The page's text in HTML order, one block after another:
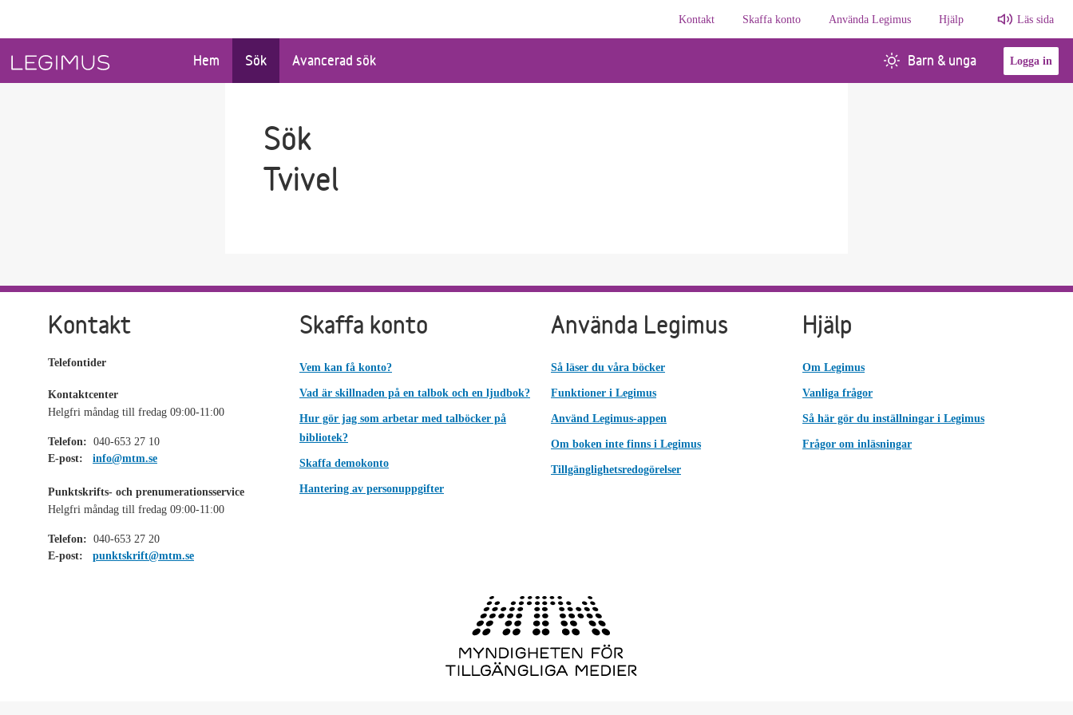
Kontakt
Skaffa konto Använda Legimus Hjälp Läs sida
Hem Sök Avancerad sök Barn & unga Logga in
Sök
Tvivel
Kontakt
Telefontider
Kontaktcenter
Helgfri måndag till fredag 09:00-11:00
Telefon: 040-653 27 10
E-post:
info@mtm.se
Punktskrifts- och prenumerationsservice
Helgfri måndag till fredag 09:00-11:00
Telefon: 040-653 27 20
E-post:
punktskrift@mtm.se
Skaffa konto
Vem kan få konto?
Vad är skillnaden på en talbok och en ljudbok?
Hur gör jag som arbetar med talböcker på
bibliotek?
Skaffa demokonto
Hantering av personuppgifter
Använda Legimus
Så läser du våra böcker
Funktioner i Legimus
Använd Legimus-appen
Om boken inte finns i Legimus
Tillgänglighetsredogörelser
Hjälp
Om Legimus
Vanliga frågor
Så här gör du inställningar i Legimus
Frågor om inläsningar